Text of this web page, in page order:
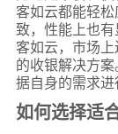
客如云都能轻
致，性能上也
客如云，市场
的收银解决方
据自身的需求进
如何选择适